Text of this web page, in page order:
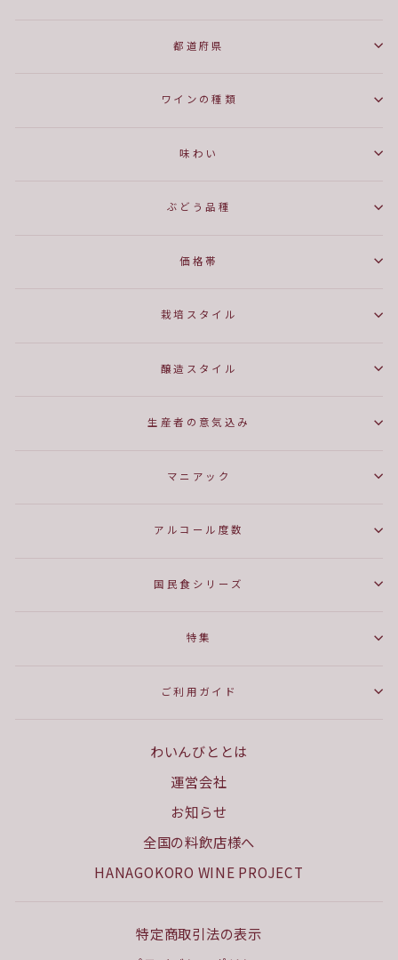
都道府県
ワインの種類
味わい
ぶどう品種
価格帯
栽培スタイル
醸造スタイル
生産者の意気込み
マニアック
アルコール度数
国民食シリーズ
特集
ご利用ガイド
わいんびととは
運営会社
お知らせ
全国の料飲店様へ
HANAGOKORO WINE PROJECT
特定商取引法の表示